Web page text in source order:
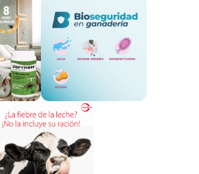
y el alcance de los
de una empresa a otra
normativo, las
compradores intermedios o la
este informe, examinamos los
de emisiones de GEI de las 10
lácteas, así como algunas de las
para alcanzarlos. Para las
3, varias de estas empresas se